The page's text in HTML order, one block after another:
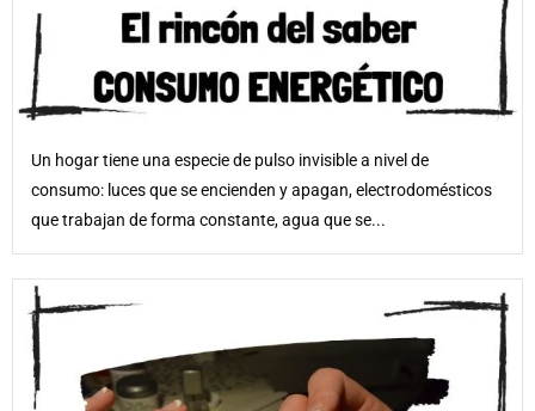
Un hogar tiene una especie de pulso invisible a nivel de
consumo: luces que se encienden y apagan, electrodomésticos
que trabajan de forma constante, agua que se...